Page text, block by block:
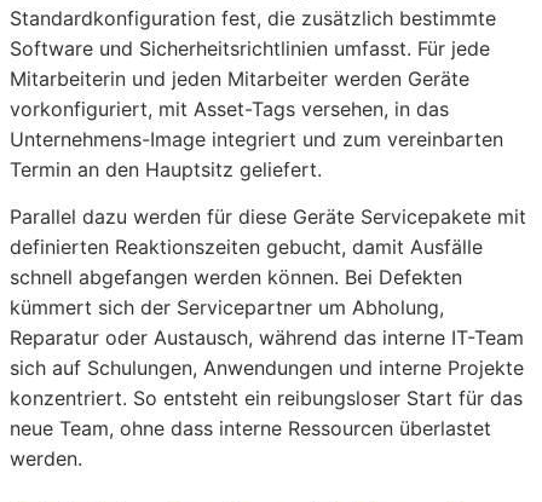
Standardkonfiguration fest, die zusätzlich bestimmte
Software und Sicherheitsrichtlinien umfasst. Für jede
Mitarbeiterin und jeden Mitarbeiter werden Geräte
vorkonfiguriert, mit Asset-Tags versehen, in das
Unternehmens-Image integriert und zum vereinbarten
Termin an den Hauptsitz geliefert.
Parallel dazu werden für diese Geräte Servicepakete mit
definierten Reaktionszeiten gebucht, damit Ausfälle
schnell abgefangen werden können. Bei Defekten
kümmert sich der Servicepartner um Abholung,
Reparatur oder Austausch, während das interne IT-Team
sich auf Schulungen, Anwendungen und interne Projekte
konzentriert. So entsteht ein reibungsloser Start für das
neue Team, ohne dass interne Ressourcen überlastet
werden.